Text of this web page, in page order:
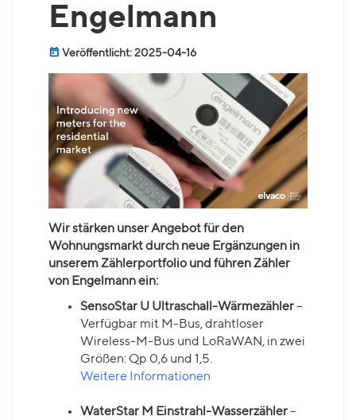
Engelmann
Veröffentlicht: 2025-04-16
Wir stärken unser Angebot für den
Wohnungsmarkt durch neue Ergänzungen in
unserem Zählerportfolio und führen Zähler
von Engelmann ein:
SensoStar U Ultraschall-Wärmezähler–
Verfügbar mit M-Bus, drahtloser
Wireless-M-Bus und LoRaWAN, in zwei
Größen: Qp 0,6 und 1,5.
Weitere Informationen
WaterStar M Einstrahl-Wasserzähler–